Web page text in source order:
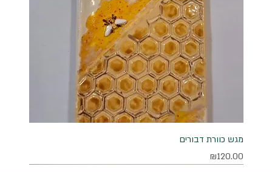
מגש כוורת דבורים
מחיר
₪120.00